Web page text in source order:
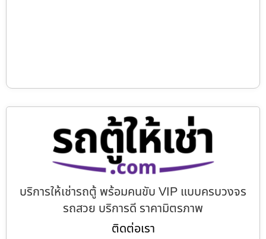
บริการให้เช่ารถตู้ พร้อมคนขับ VIP แบบครบวงจร
รถสวย บริการดี ราคามิตรภาพ
ติดต่อเรา